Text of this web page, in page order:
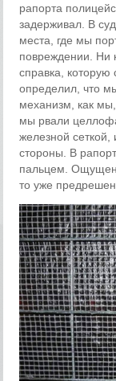
рапорта
задерживал. В
места, где мы
повреждении. Ни
справка,
определил, что
механизм, как
мы рвали
железной сеткой,
стороны. В
пальцем.
то уже